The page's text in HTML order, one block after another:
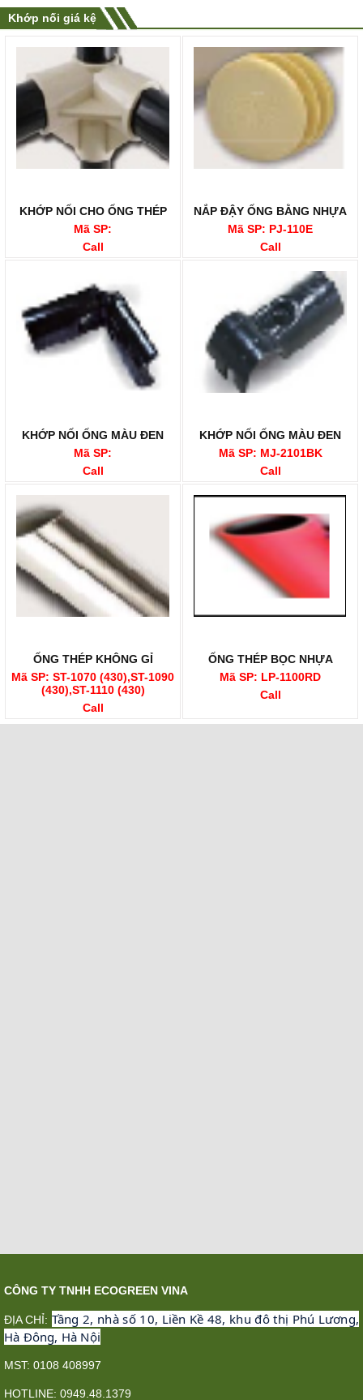
Khớp nối giá kệ
KHỚP NỐI CHO ỐNG THÉP
Mã SP:
Call
NẮP ĐẬY ỐNG BẰNG NHỰA
Mã SP: PJ-110E
Call
KHỚP NỐI ỐNG MÀU ĐEN
Mã SP:
Call
KHỚP NỐI ỐNG MÀU ĐEN
Mã SP: MJ-2101BK
Call
ỐNG THÉP KHÔNG GỈ
Mã SP: ST-1070 (430),ST-1090
(430),ST-1110 (430)
Call
ỐNG THÉP BỌC NHỰA
Mã SP: LP-1100RD
Call
CÔNG TY TNHH ECOGREEN VINA
ĐỊA CHỈ: Tầng 2, nhà số 10, Liền Kề 48, khu đô thị Phú Lương,
Hà Đông, Hà Nội
MST: 0108 408997
HOTLINE: 0949.48.1379